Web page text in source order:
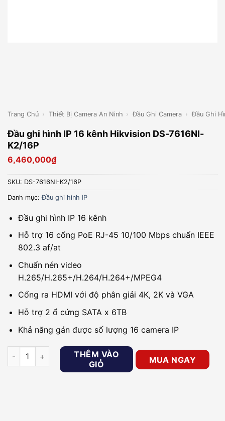
Trang Chủ › Thiết Bị Camera An Ninh › Đầu Ghi Camera › Đầu Ghi
Đầu ghi hình IP 16 kênh Hikvision DS-7616NI-
K2/16P
6,460,000₫
SKU: DS-7616NI-K2/16P
Danh mục:Đầu ghi hình IP
Đầu ghi hình IP 16 kênh
Hỗ trợ 16 cổng PoE RJ-45 10/100 Mbps chuẩn IEEE
802.3 af/at
Chuẩn nén video
H.265/H.265+/H.264/H.264+/MPEG4
Cổng ra HDMI với độ phân giải 4K, 2K và VGA
Hỗ trợ 2 ổ cứng SATA x 6TB
Khả năng gán được số lượng 16 camera IP
Đầu ghi hình IP 16 kênh Hikvision DS-7616NI-K2/16P số lượng
THÊM VÀO
GIỎ
MUA NGAY